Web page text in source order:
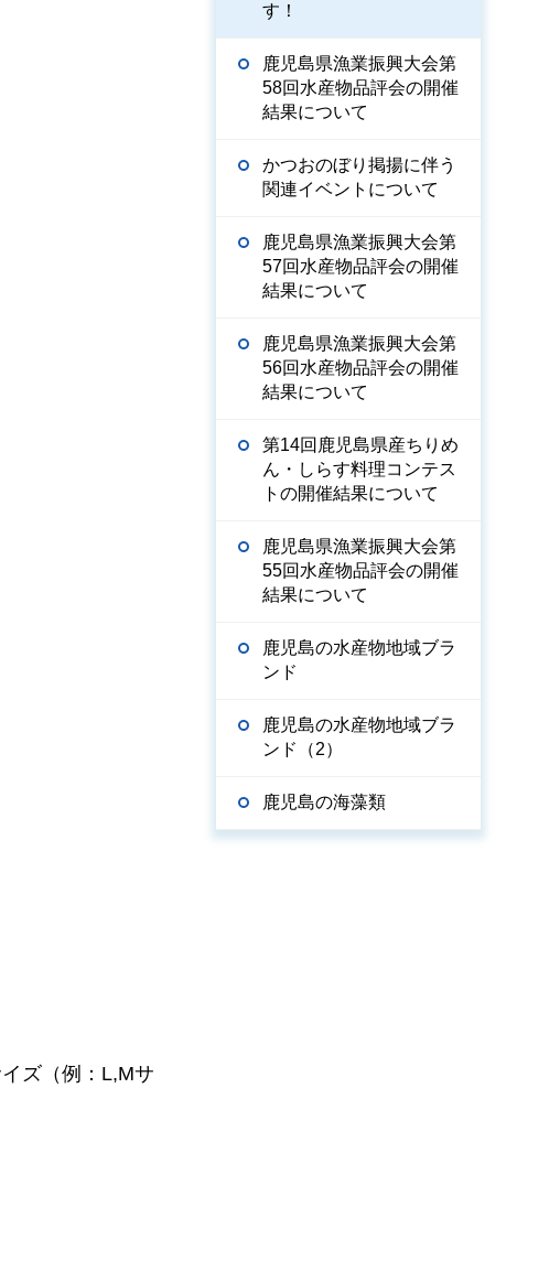
ズ（例：L,Mサ
す！
鹿児島県漁業振興大会第
58回水産物品評会の開催
結果について
かつおのぼり掲揚に伴う
関連イベントについて
鹿児島県漁業振興大会第
57回水産物品評会の開催
結果について
鹿児島県漁業振興大会第
56回水産物品評会の開催
結果について
第14回鹿児島県産ちりめ
ん・しらす料理コンテス
トの開催結果について
鹿児島県漁業振興大会第
55回水産物品評会の開催
結果について
鹿児島の水産物地域ブラ
ンド
鹿児島の水産物地域ブラ
ンド（2）
鹿児島の海藻類